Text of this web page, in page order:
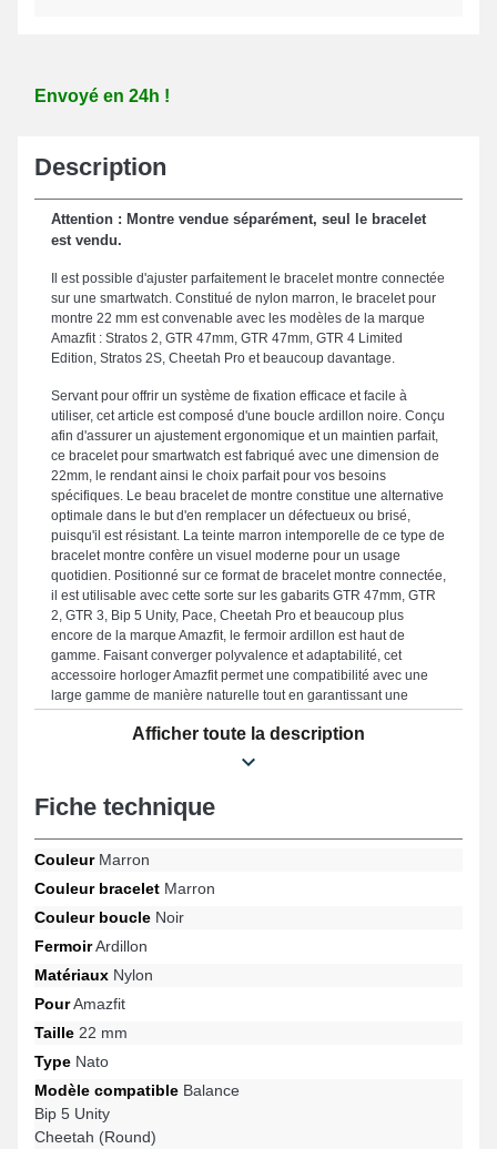
Envoyé en 24h !
Description
Attention : Montre vendue séparément, seul le bracelet
est vendu.
Il est possible d'ajuster parfaitement le bracelet montre connectée
sur une smartwatch. Constitué de nylon marron, le bracelet pour
montre 22 mm est convenable avec les modèles de la marque
Amazfit : Stratos 2, GTR 47mm, GTR 47mm, GTR 4 Limited
Edition, Stratos 2S, Cheetah Pro et beaucoup davantage.
Servant pour offrir un système de fixation efficace et facile à
utiliser, cet article est composé d'une boucle ardillon noire. Conçu
afin d'assurer un ajustement ergonomique et un maintien parfait,
ce bracelet pour smartwatch est fabriqué avec une dimension de
22mm, le rendant ainsi le choix parfait pour vos besoins
spécifiques. Le beau bracelet de montre constitue une alternative
optimale dans le but d'en remplacer un défectueux ou brisé,
puisqu'il est résistant. La teinte marron intemporelle de ce type de
bracelet montre confère un visuel moderne pour un usage
quotidien. Positionné sur ce format de bracelet montre connectée,
il est utilisable avec cette sorte sur les gabarits GTR 47mm, GTR
2, GTR 3, Bip 5 Unity, Pace, Cheetah Pro et beaucoup plus
encore de la marque Amazfit, le fermoir ardillon est haut de
gamme. Faisant converger polyvalence et adaptabilité, cet
accessoire horloger Amazfit permet une compatibilité avec une
large gamme de manière naturelle tout en garantissant une
utilisation agréable.
Afficher toute la description
Fiche technique
CouleurMarron
Couleur bracelet Marron
Couleur boucle Noir
FermoirArdillon
Matériaux Nylon
PourAmazfit
Taille 22 mm
Type Nato
Modèle compatible Balance
Bip 5 Unity
Cheetah (Round)